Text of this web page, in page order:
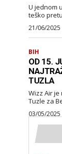
U jednom
teško
21/06/2025
BIH
OD 15.
TUZLA
Wizz Air je najavio je ponovno uspostavljanje linije iz
03/05/2025